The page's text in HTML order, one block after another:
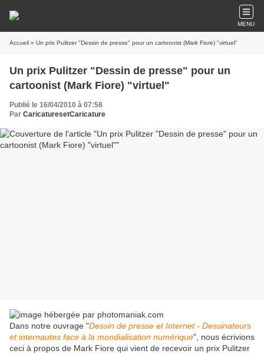
MENU
Accueil » Un prix Pulitzer "Dessin de presse" pour un cartoonist (Mark Fiore) "virtuel"
Un prix Pulitzer "Dessin de presse" pour un
cartoonist (Mark Fiore) "virtuel"
Publié le 16/04/2010 à 07:58
Par CaricaturesetCaricature
Dans notre ouvrage "Dessin de presse et Internet - Dessinateurs
et internautes face à la mondialisation numérique", nous écrivions
ceci à propos de Mark Fiore qui vient de recevoir un prix Pulitzer